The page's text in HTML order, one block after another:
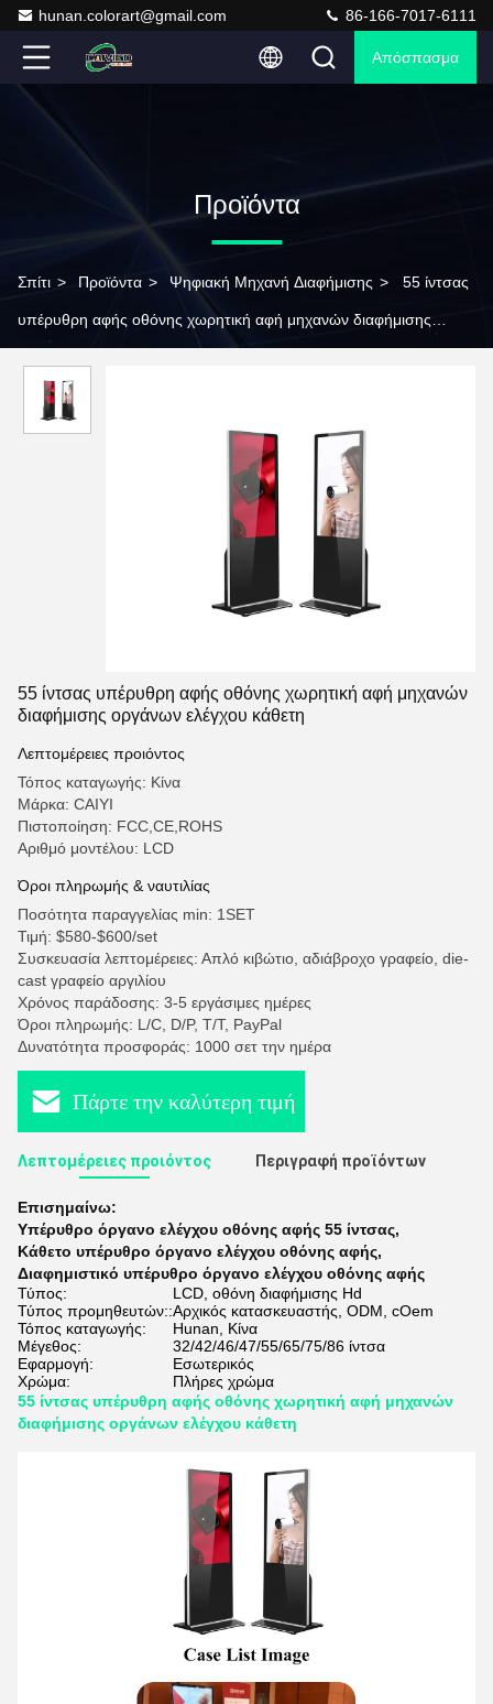
hunan.colorart@gmail.com 86-166-7017-6111
Απόσπασμα
Προϊόντα
Σπίτι > Προϊόντα > Ψηφιακή Μηχανή Διαφήμισης > 55 ίντσας
υπέρυθρη αφής οθόνης χωρητική αφή μηχανών διαφήμισης
55 ίντσας υπέρυθρη αφής οθόνης χωρητική αφή μηχανών
διαφήμισης οργάνων ελέγχου κάθετη
Λεπτομέρειες προιόντος
Τόπος καταγωγής: Κίνα
Μάρκα: CAIYI
Πιστοποίηση: FCC,CE,ROHS
Αριθμό μοντέλου: LCD
Όροι πληρωμής & ναυτιλίας
Ποσότητα παραγγελίας min: 1SET
Τιμή: $580-$600/set
Συσκευασία λεπτομέρειες: Απλό κιβώτιο, αδιάβροχο γραφείο, die-
cast γραφείο αργιλίου
Χρόνος παράδοσης: 3-5 εργάσιμες ημέρες
Όροι πληρωμής: L/C, D/P, T/T, PayPal
Δυνατότητα προσφοράς: 1000 σετ την ημέρα
Πάρτε την καλύτερη τιμή
Λεπτομέρειες προιόντος Περιγραφή προϊόντων
Επισημαίνω:
Υπέρυθρο όργανο ελέγχου οθόνης αφής 55 ίντσας,
Κάθετο υπέρυθρο όργανο ελέγχου οθόνης αφής,
Διαφημιστικό υπέρυθρο όργανο ελέγχου οθόνης αφής
Τύπος:
LCD, οθόνη διαφήμισης Hd
Τύπος προμηθευτών::Αρχικός κατασκευαστής, ODM, cOem
Τόπος καταγωγής:
Hunan, Κίνα
Μέγεθος:
32/42/46/47/55/65/75/86 ίντσα
Εφαρμογή:
Εσωτερικός
Χρώμα:
Πλήρες χρώμα
55 ίντσας υπέρυθρη αφής οθόνης χωρητική αφή μηχανών
διαφήμισης οργάνων ελέγχου κάθετη